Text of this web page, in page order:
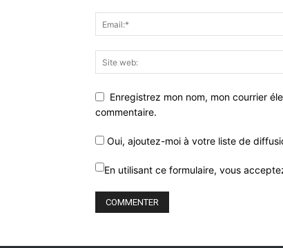
Enregistrez mon nom, mon courrier
commentaire.
Oui, ajoutez-moi à votre liste de
En utilisant ce formulaire, vous